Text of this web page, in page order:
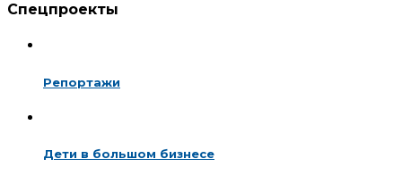
Спецпроекты
Репортажи
Дети в большом бизнесе